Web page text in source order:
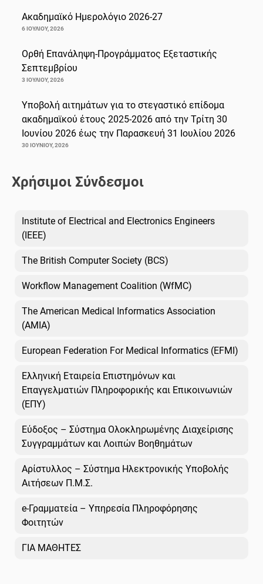
Ακαδημαϊκό Ημερολόγιο 2026-27
6 ΙΟΥΛΊΟΥ, 2026
Ορθή Επανάληψη-Προγράμματος Εξεταστικής
Σεπτεμβρίου
3 ΙΟΥΛΊΟΥ, 2026
Υποβολή αιτημάτων για το στεγαστικό επίδομα
ακαδημαϊκού έτους 2025-2026 από την Τρίτη 30
Ιουνίου 2026 έως την Παρασκευή 31 Ιουλίου 2026
30 ΙΟΥΝΊΟΥ, 2026
Χρήσιμοι Σύνδεσμοι
Institute of Electrical and Electronics Engineers
(IEEE)
The British Computer Society (BCS)
Workflow Management Coalition (WfMC)
The American Medical Informatics Association
(AMIA)
European Federation For Medical Informatics (EFMI)
Ελληνική Εταιρεία Επιστημόνων και
Επαγγελματιών Πληροφορικής και Επικοινωνιών
(ΕΠΥ)
Εύδοξος – Σύστημα Ολοκληρωμένης Διαχείρισης
Συγγραμμάτων και Λοιπών Βοηθημάτων
Αρίστυλλος – Σύστημα Ηλεκτρονικής Υποβολής
Αιτήσεων Π.Μ.Σ.
e-Γραμματεία – Υπηρεσία Πληροφόρησης
Φοιτητών
ΓΙΑ ΜΑΘΗΤΕΣ